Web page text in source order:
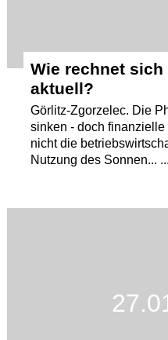
Wie rechnet
aktuell?
Görlitz-Zgorzelec. Die
sinken - doch
nicht die
Nutzung des Sonnen...